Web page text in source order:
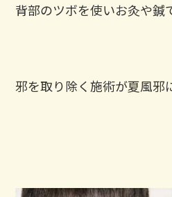
背部のツボを使いお灸や鍼
邪を取り除く施術が夏風邪